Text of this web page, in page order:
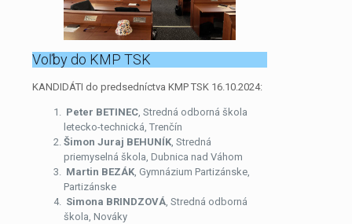
Voľby do KMP TSK
KANDIDÁTI do predsedníctva KMP TSK 16.10.2024:
Peter BETINEC, Stredná odborná škola
letecko-technická, Trenčín
Šimon Juraj BEHUNÍK, Stredná
priemyselná škola, Dubnica nad Váhom
Martin BEZÁK, Gymnázium Partizánske,
Partizánske
Simona BRINDZOVÁ, Stredná odborná
škola, Nováky